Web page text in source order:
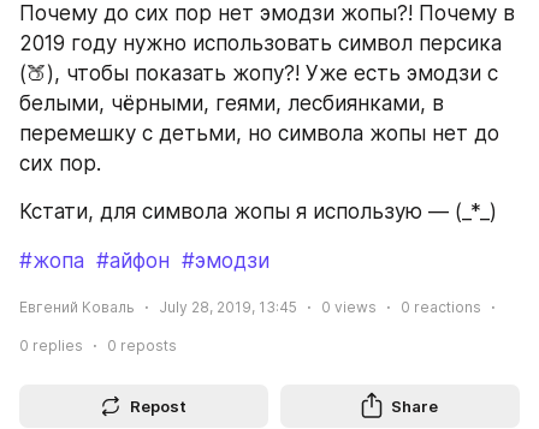
Почему до сих пор нет эмодзи жопы?! Почему в
2019 году нужно использовать символ персика
(🍑), чтобы показать жопу?! Уже есть эмодзи с
белыми, чёрными, геями, лесбиянками, в
перемешку с детьми, но символа жопы нет до
сих пор.
Кстати, для символа жопы я использую — (_*_)
#жопа #айфон #эмодзи
Евгений Коваль July 28, 2019, 13:45 0 views 0 reactions
0 replies 0 reposts
Repost Share